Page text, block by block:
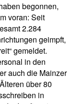
begonnen,
voran: Seit
2.284
geimpft,
gemeldet.
in den
auch die Mainzer
über 80
in